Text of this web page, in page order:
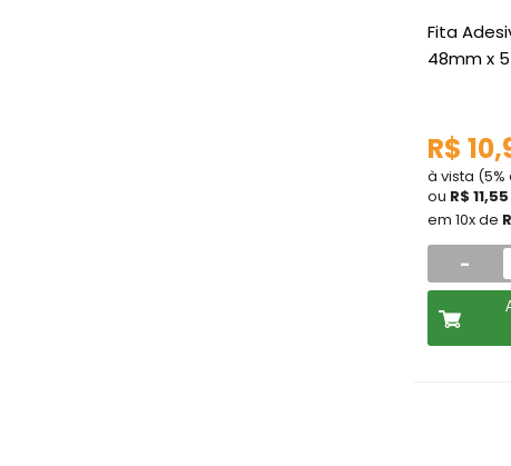
Fita
48mm x
R$
à vista
ou R$ 11,55
em 10x de
-